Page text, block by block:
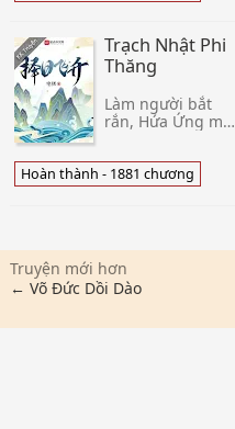
sống, đặt t
Trạch Nhật Phi
Thăng
Làm người bắt
rắn, Hứa Ứng một
chăm chỉ bản
phận, thẳng đến
Hoàn thành - 1881 chương
Truyện mới hơn
← Võ Đức Dồi Dào